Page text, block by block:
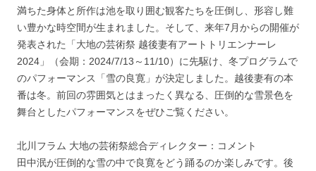
満ちた身体と所作は池を取り囲む観客たちを圧倒し、形容し難
い豊かな時空間が生まれました。そして、来年7月からの開催が
発表された「大地の芸術祭 越後妻有アートトリエンナーレ
2024」（会期：2024/7/13～11/10）に先駆け、冬プログラムで
のパフォーマンス「雪の良寛」が決定しました。越後妻有の本
番は冬。前回の雰囲気とはまったく異なる、圧倒的な雪景色を
舞台としたパフォーマンスをぜひご覧ください。
北川フラム 大地の芸術祭総合ディレクター：コメント
田中泯が圧倒的な雪の中で良寛をどう踊るのか楽しみです。後